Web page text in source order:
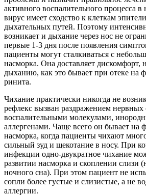
активного воспалительного процесса в
вирус имеет сходство к клеткам
дыхательных путей. Поэтому
возникает и дыхание через нос не
первые 1-3 дня после появления
пациенты могут сталкиваться с
насморка. Она доставляет дискомфорт,
дыханию, как это бывает при отеке на
ринита.
Чихание практически никогда не
рефлекс вызван раздражением нервных
воспалительными молекулами,
аллергенами. Чаще всего он бывает на
насморка, когда пациенты чихают
сильный зуд и щекотание в носу. При
инфекции одно-двукратное чихание
развитии насморка и скоплении слизи
ночного сна). При этом пациент не
сопли более густые и слизистые, а не
аллергии.